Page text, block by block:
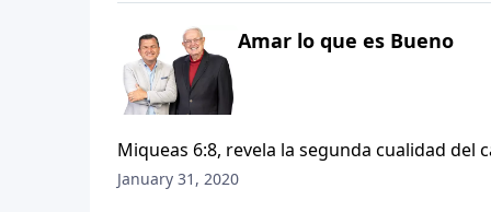
Amar lo que es Bueno
Miqueas 6:8, revela la segunda cualidad del
cualidad que generalmente se expresa en
January 31, 2020